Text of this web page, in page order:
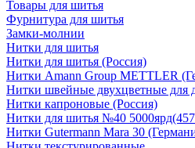
Товары для шитья
Фурнитура для шитья
Замки-молнии
Нитки для шитья
Нитки для шитья (Россия)
Нитки Amann Group METTLER
Нитки швейные двухцветные
Нитки капроновые (Россия)
Нитки для шитья №40
Нитки Gutermann Mara 30